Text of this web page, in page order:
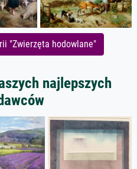
"Zwierzęta hodowlane"
najlepszych